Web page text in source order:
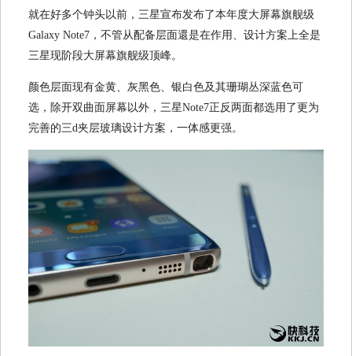
就在好多个钟头以前，三星宣布发布了本年度大屏幕旗舰级
Galaxy Note7，不管从配备层面還是在作用、设计方案上全是
三星现阶段大屏幕旗舰级顶峰。
颜色层面现有金黄、灰黑色、银白色及其珊瑚丛深蓝色可
选，除开双曲面屏幕以外，三星Note7正反两面都选用了更为
完善的三d夹层玻璃设计方案，一体感更强。